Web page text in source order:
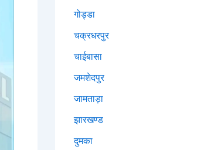
गोड्डा
चक्रधरपुर
चाईबासा
जमशेदपुर
जामताड़ा
झारखण्ड
दुमका